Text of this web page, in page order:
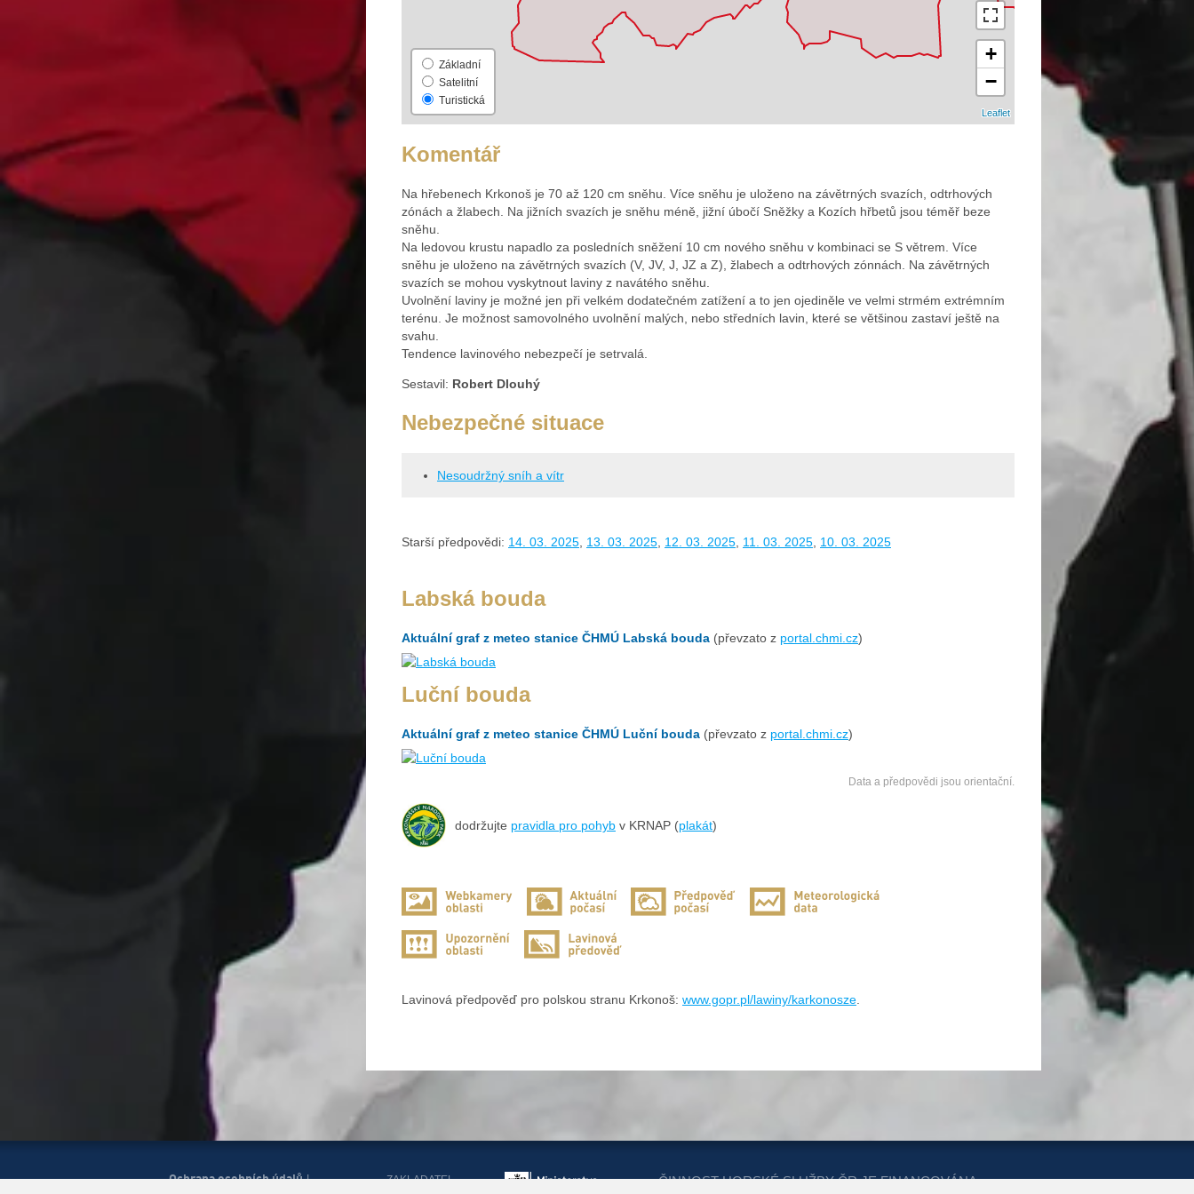
Základní
Satelitní
Turistická
+
−
Leaflet
Komentář
Na hřebenech Krkonoš je 70 až 120 cm sněhu. Více sněhu je uloženo na závětrných svazích, odtrhových
zónách a žlabech. Na jižních svazích je sněhu méně, jižní úbočí Sněžky a Kozích hřbetů jsou téměř beze
sněhu.
Na ledovou krustu napadlo za posledních sněžení 10 cm nového sněhu v kombinaci se S větrem. Více
sněhu je uloženo na závětrných svazích (V, JV, J, JZ a Z), žlabech a odtrhových zónnách. Na závětrných
svazích se mohou vyskytnout laviny z navátého sněhu.
Uvolnění laviny je možné jen při velkém dodatečném zatížení a to jen ojediněle ve velmi strmém extrémním
terénu. Je možnost samovolného uvolnění malých, nebo středních lavin, které se většinou zastaví ještě na
svahu.
Tendence lavinového nebezpečí je setrvalá.
Sestavil: Robert Dlouhý
Nebezpečné situace
Nesoudržný sníh a vítr
Starší předpovědi: 14. 03. 2025 13. 03. 2025 12. 03. 2025 11. 03. 2025 10. 03. 2025
Labská bouda
Aktuální graf z meteo stanice ČHMÚ Labská bouda (převzato z portal.chmi.cz)
Luční bouda
Aktuální graf z meteo stanice ČHMÚ Luční bouda (převzato z portal.chmi.cz)
Data a předpovědi jsou orientační.
dodržujte pravidla pro pohyb v KRNAP (plakát)
Lavinová předpověď pro polskou stranu Krkonoš: www.gopr.pl/lawiny/karkonosze
Ochrana osobních údajů|
ZAKLADATEL
ČINNOST HORSKÉ SLUŽBY ČR JE FINANCOVÁNA